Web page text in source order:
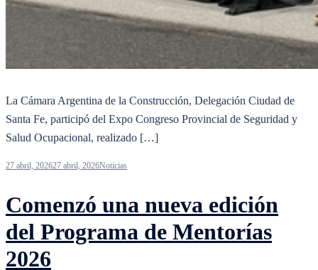
La Cámara Argentina de la Construcción, Delegación Ciudad de
Santa Fe, participó del Expo Congreso Provincial de Seguridad y
Salud Ocupacional, realizado […]
27 abril, 202627 abril, 2026Noticias
Comenzó una nueva edición
del Programa de Mentorías
2026